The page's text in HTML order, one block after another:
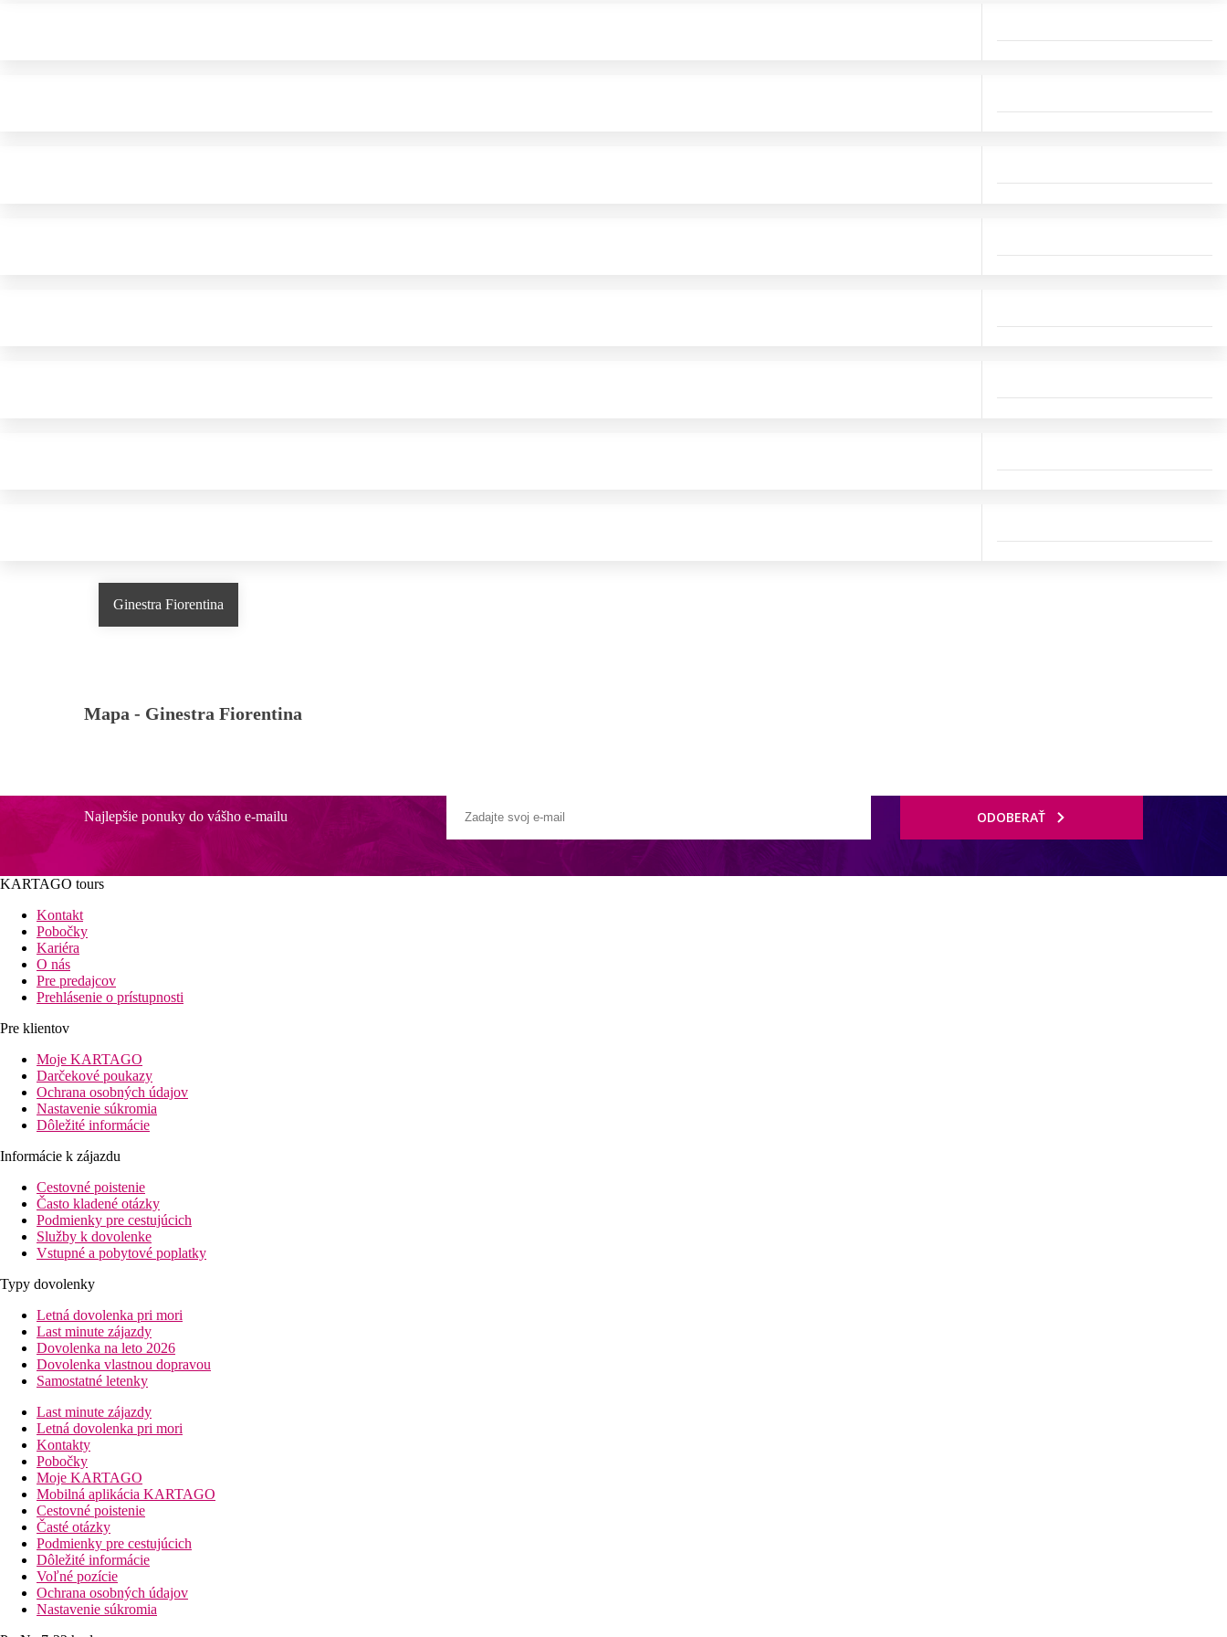
Ginestra Fiorentina
Mapa - Ginestra Fiorentina
Najlepšie ponuky do vášho e-mailu ODOBERAŤ
KARTAGO tours
Kontakt
Pobočky
Kariéra
O nás
Pre predajcov
Prehlásenie o prístupnosti
Pre klientov
Moje KARTAGO
Darčekové poukazy
Ochrana osobných údajov
Nastavenie súkromia
Dôležité informácie
Informácie k zájazdu
Cestovné poistenie
Často kladené otázky
Podmienky pre cestujúcich
Služby k dovolenke
Vstupné a pobytové poplatky
Typy dovolenky
Letná dovolenka pri mori
Last minute zájazdy
Dovolenka na leto 2026
Dovolenka vlastnou dopravou
Samostatné letenky
Last minute zájazdy
Letná dovolenka pri mori
Kontakty
Pobočky
Moje KARTAGO
Mobilná aplikácia KARTAGO
Cestovné poistenie
Časté otázky
Podmienky pre cestujúcich
Dôležité informácie
Voľné pozície
Ochrana osobných údajov
Nastavenie súkromia